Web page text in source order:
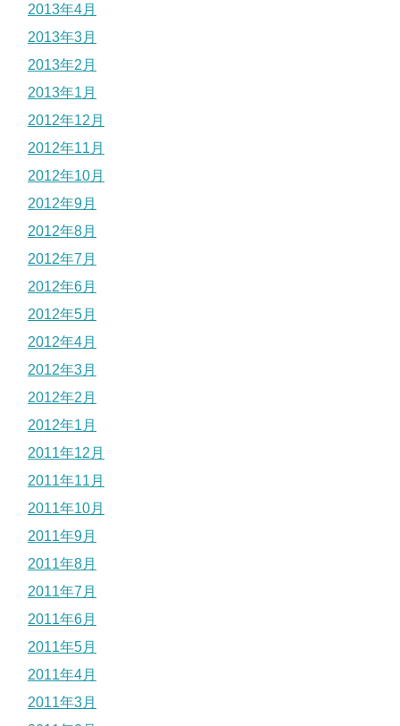
2013年4月
2013年3月
2013年2月
2013年1月
2012年12月
2012年11月
2012年10月
2012年9月
2012年8月
2012年7月
2012年6月
2012年5月
2012年4月
2012年3月
2012年2月
2012年1月
2011年12月
2011年11月
2011年10月
2011年9月
2011年8月
2011年7月
2011年6月
2011年5月
2011年4月
2011年3月